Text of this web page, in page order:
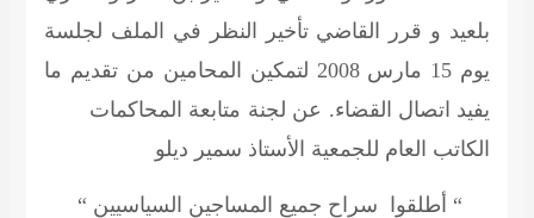
بلعيد و قرر القاضي تأخير النظر في الملف لجلسة
يوم 15 مارس 2008 لتمكين المحامين من تقديم ما
يفيد اتصال القضاء. عن لجنة متابعة المحاكمات
الكاتب العام للجمعيةالأستاذ سمير ديلو
“ أطلقوا سراح جميع المساجين السياسيين “